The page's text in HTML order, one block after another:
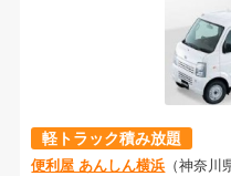
軽トラック積み放題
便利屋 あんしん横浜 （神奈川